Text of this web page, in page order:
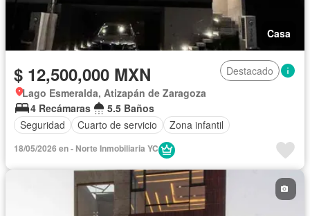
Casa
$ 12,500,000 MXN
Destacado
Lago Esmeralda, Atizapán de Zaragoza
4 Recámaras
5.5 Baños
Seguridad
Cuarto de servicio Zona infantil
18/05/2026 en - Norte Inmobiliaria YC